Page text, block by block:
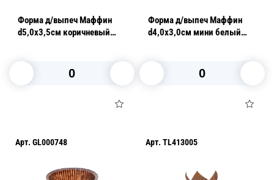
Форма д/выпеч Маффин
d5,0х3,5см коричневый
Форма д/выпеч Маффин
d4,0х3,0см мини белый
Арт. GL000748 Арт. TL413005